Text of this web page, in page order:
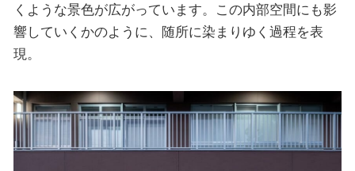
くような景色が広がっています。この内部空間にも影
響していくかのように、随所に染まりゆく過程を表
現。